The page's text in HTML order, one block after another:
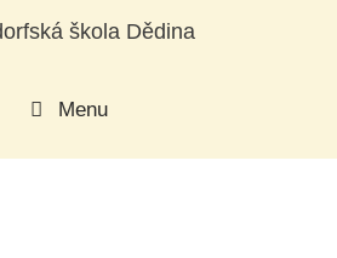
Menu